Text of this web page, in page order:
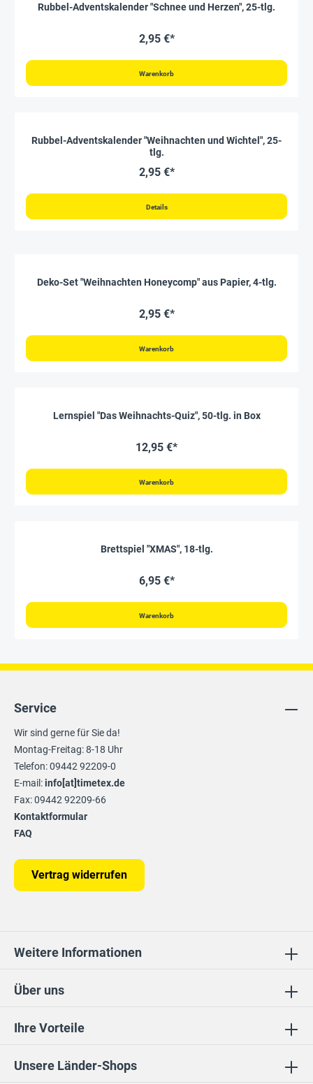
Rubbel-Adventskalender "Schnee und Herzen", 25-tlg.
2,95 €*
Warenkorb
Rubbel-Adventskalender "Weihnachten und Wichtel", 25-
tlg.
2,95 €*
Details
Deko-Set "Weihnachten Honeycomp" aus Papier, 4-tlg.
2,95 €*
Warenkorb
Lernspiel "Das Weihnachts-Quiz", 50-tlg. in Box
12,95 €*
Warenkorb
Brettspiel "XMAS", 18-tlg.
6,95 €*
Warenkorb
Ihre Vorteile
Unsere Länder-Shops
Über uns
Service
Wir sind gerne für Sie da!
Montag-Freitag: 8-18 Uhr
Telefon: 09442 92209-0
E-mail:info[at]timetex.de
Fax: 09442 92209-66
Kontaktformular
FAQ
Vertrag widerrufen
Weitere Informationen